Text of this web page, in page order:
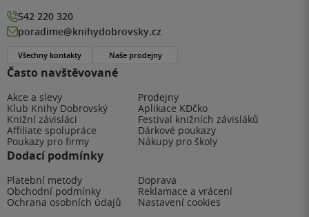
Často navštěvované
Akce a slevy
Prodejny
Klub Knihy Dobrovský
Aplikace KDčko
Knižní závisláci
Festival knižních závisláků
Affiliate spolupráce
Dárkové poukazy
Poukazy pro firmy
Nákupy pro školy
Dodací podmínky
Platební metody
Doprava
Obchodní podmínky
Reklamace a vrácení
Ochrana osobních údajů
Nastavení cookies
542 220 320
poradime@knihydobrovsky.cz
Všechny kontakty Naše prodejny